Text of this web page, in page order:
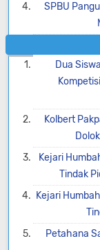
SPBU
Dua
Kolbert
Kejari
Tindak
Kejari
Petahana